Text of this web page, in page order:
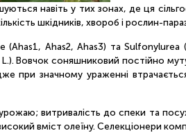
навіть у тих зонах, де ця
шкідників, хвороб і рослин-
(Ahas1, Ahas2, Ahas3) та Sulfonylurea
Вовчок соняшниковий постійно
при значному ураженні
витривалість до спеки та
вміст олеїну. Селекціонери